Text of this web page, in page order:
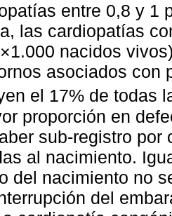
entre 0,8 y 1
las cardiopatías
nacidos
asociados con
el 17% de todas
proporción en
sub-registro
al nacimiento.
del nacimiento no
del